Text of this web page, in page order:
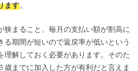
ます。
狭まること、毎月の支払い額が割高に
る期間が短いので返戻率が低いという
理解しておく必要があります。そのた
歳までに加入した方が有利だと言えま